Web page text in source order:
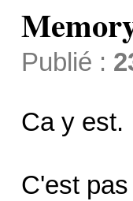
Publié :
Ca y est.
C'est